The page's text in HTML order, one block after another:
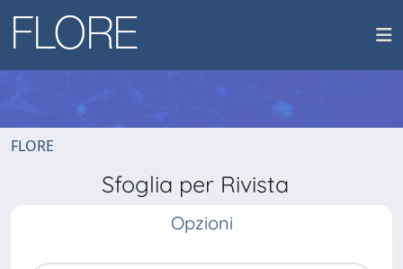
FLORE
Sfoglia per Rivista
Opzioni